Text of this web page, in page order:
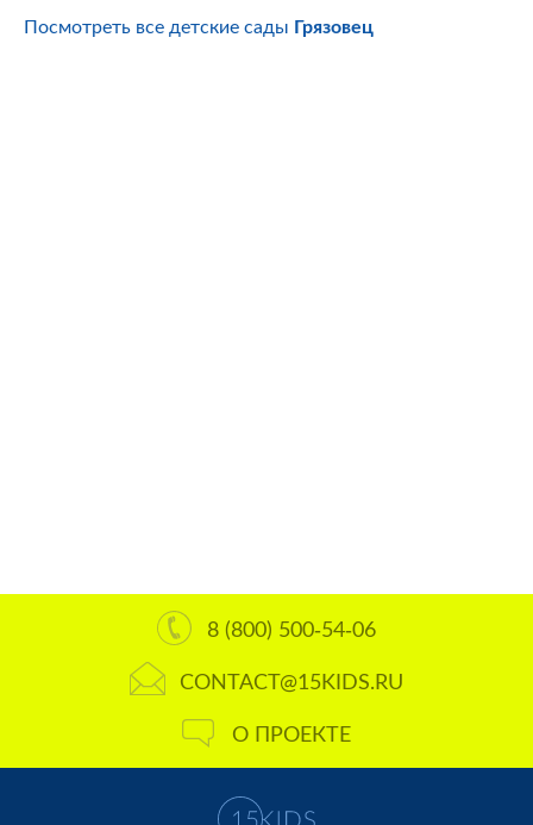
Посмотреть все детские сады Грязовец
8 (800) 500-54-06
CONTACT@15KIDS.RU
О ПРОЕКТЕ